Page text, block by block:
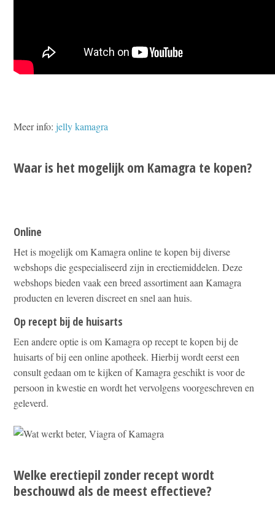
Meer info:jelly kamagra
Waar is het mogelijk om Kamagra te kopen?
Online
Het is mogelijk om Kamagra online te kopen bij diverse
webshops die gespecialiseerd zijn in erectiemiddelen. Deze
webshops bieden vaak een breed assortiment aan Kamagra
producten en leveren discreet en snel aan huis.
Op recept bij de huisarts
Een andere optie is om Kamagra op recept te kopen bij de
huisarts of bij een online apotheek. Hierbij wordt eerst een
consult gedaan om te kijken of Kamagra geschikt is voor de
persoon in kwestie en wordt het vervolgens voorgeschreven en
geleverd.
Welke erectiepil zonder recept wordt
beschouwd als de meest effectieve?